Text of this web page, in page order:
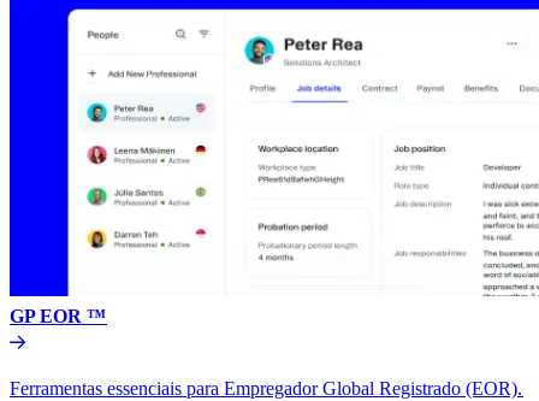
GP EOR ™​​
Ferramentas essenciais para Empregador Global Registrado (EOR).​​